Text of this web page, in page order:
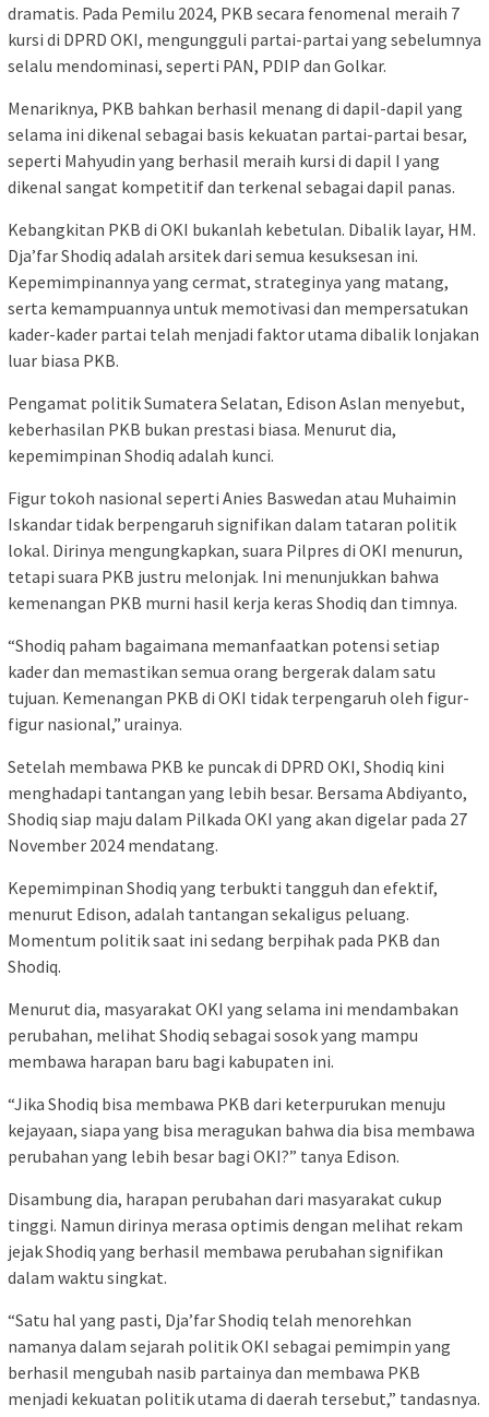
dramatis. Pada Pemilu 2024, PKB secara fenomenal meraih 7
kursi di DPRD OKI, mengungguli partai-partai yang sebelumnya
selalu mendominasi, seperti PAN, PDIP dan Golkar.
Menariknya, PKB bahkan berhasil menang di dapil-dapil yang
selama ini dikenal sebagai basis kekuatan partai-partai besar,
seperti Mahyudin yang berhasil meraih kursi di dapil I yang
dikenal sangat kompetitif dan terkenal sebagai dapil panas.
Kebangkitan PKB di OKI bukanlah kebetulan. Dibalik layar, HM.
Dja’far Shodiq adalah arsitek dari semua kesuksesan ini.
Kepemimpinannya yang cermat, strateginya yang matang,
serta kemampuannya untuk memotivasi dan mempersatukan
kader-kader partai telah menjadi faktor utama dibalik lonjakan
luar biasa PKB.
Pengamat politik Sumatera Selatan, Edison Aslan menyebut,
keberhasilan PKB bukan prestasi biasa. Menurut dia,
kepemimpinan Shodiq adalah kunci.
Figur tokoh nasional seperti Anies Baswedan atau Muhaimin
Iskandar tidak berpengaruh signifikan dalam tataran politik
lokal. Dirinya mengungkapkan, suara Pilpres di OKI menurun,
tetapi suara PKB justru melonjak. Ini menunjukkan bahwa
kemenangan PKB murni hasil kerja keras Shodiq dan timnya.
“Shodiq paham bagaimana memanfaatkan potensi setiap
kader dan memastikan semua orang bergerak dalam satu
tujuan. Kemenangan PKB di OKI tidak terpengaruh oleh figur-
figur nasional,” urainya.
Setelah membawa PKB ke puncak di DPRD OKI, Shodiq kini
menghadapi tantangan yang lebih besar. Bersama Abdiyanto,
Shodiq siap maju dalam Pilkada OKI yang akan digelar pada 27
November 2024 mendatang.
Kepemimpinan Shodiq yang terbukti tangguh dan efektif,
menurut Edison, adalah tantangan sekaligus peluang.
Momentum politik saat ini sedang berpihak pada PKB dan
Shodiq.
Menurut dia, masyarakat OKI yang selama ini mendambakan
perubahan, melihat Shodiq sebagai sosok yang mampu
membawa harapan baru bagi kabupaten ini.
“Jika Shodiq bisa membawa PKB dari keterpurukan menuju
kejayaan, siapa yang bisa meragukan bahwa dia bisa membawa
perubahan yang lebih besar bagi OKI?” tanya Edison.
Disambung dia, harapan perubahan dari masyarakat cukup
tinggi. Namun dirinya merasa optimis dengan melihat rekam
jejak Shodiq yang berhasil membawa perubahan signifikan
dalam waktu singkat.
“Satu hal yang pasti, Dja’far Shodiq telah menorehkan
namanya dalam sejarah politik OKI sebagai pemimpin yang
berhasil mengubah nasib partainya dan membawa PKB
menjadi kekuatan politik utama di daerah tersebut,” tandasnya.